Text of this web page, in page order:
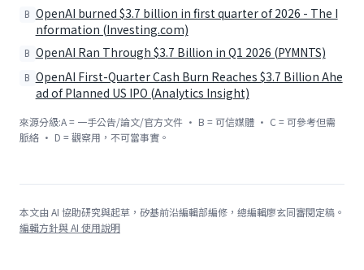
B OpenAI burned $3.7 billion in first quarter of 2026 - The I
nformation (Investing.com)
B OpenAI Ran Through $3.7 Billion in Q1 2026 (PYMNTS)
B OpenAI First-Quarter Cash Burn Reaches $3.7 Billion Ahe
ad of Planned US IPO (Analytics Insight)
來源分級:A = 一手公告/論文/官方文件 · B = 可信媒體 · C = 可參考但需
脈絡 · D = 觀察用，不可當事實。
本文由 AI 協助研究與起草，矽基前沿編輯部編修，總編輯廖玄同審閱定稿。
編輯方針與 AI 使用說明